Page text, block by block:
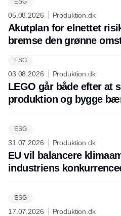
ESG
05.08.2026 Produktion.dk
Akutplan for elnettet
bremse den grønne
ESG
03.08.2026 Produktion.dk
LEGO går både efter at
produktion og bygge
ESG
31.07.2026 Produktion.dk
EU vil balancere
industriens
ESG
17.07.2026 Produktion.dk